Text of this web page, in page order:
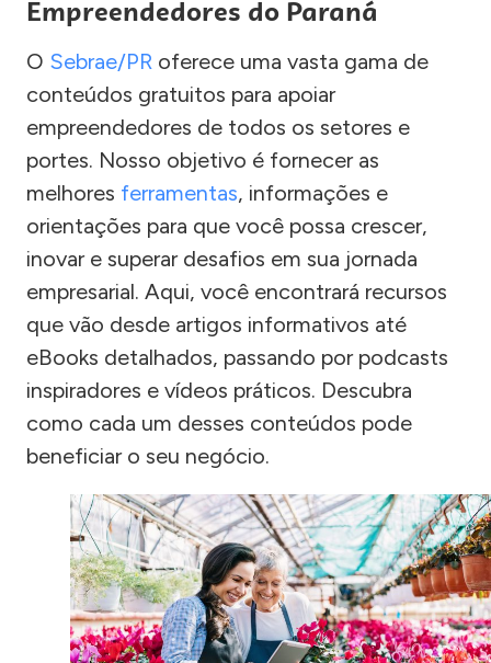
Empreendedores do Paraná
O Sebrae/PR oferece uma vasta gama de
conteúdos gratuitos para apoiar
empreendedores de todos os setores e
portes. Nosso objetivo é fornecer as
melhores ferramentas, informações e
orientações para que você possa crescer,
inovar e superar desafios em sua jornada
empresarial. Aqui, você encontrará recursos
que vão desde artigos informativos até
eBooks detalhados, passando por podcasts
inspiradores e vídeos práticos. Descubra
como cada um desses conteúdos pode
beneficiar o seu negócio.